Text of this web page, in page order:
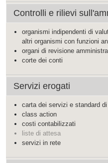
Controlli e rilievi
organismi indipendenti di
altri organismi con funzioni
organi di revisione
corte dei conti
Servizi erogati
carta dei servizi e standard
class action
costi contabilizzati
liste di attesa
servizi in rete